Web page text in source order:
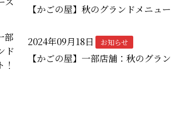
【かごの屋】秋のグランドメニュ
2024年09月18日 お知らせ
【かごの屋】一部店舗：秋のグラ